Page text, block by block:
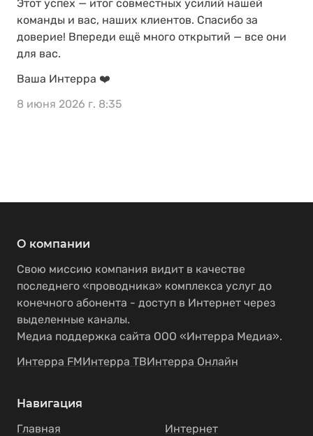
Этот успех — итог совместных усилий нашей
команды и вас, наших клиентов. Спасибо за
доверие! Впереди ещё много открытий — все они
для вас.
Ваша Интерра ❤️
8 июня 2026 г. 8:35
О компании
Свою миссию компания видит в качестве
последнего «проводника» комплекса услуг до
конечного абонента - доступ в Интернет через
выделенные каналы.
Медиа поддержка сайта ООО «Интерра Медиа».
Интерра FMИнтерра ТВИнтерра Онлайн
Навигация
Главная
Интернет